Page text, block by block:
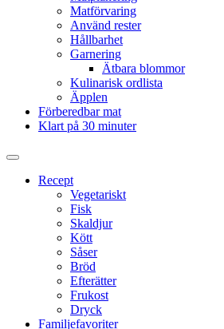
Matförvaring
Använd rester
Hållbarhet
Garnering
Ätbara blommor
Kulinarisk ordlista
Äpplen
Förberedbar mat
Klart på 30 minuter
Slå
sökfältRecept
Vegetariskt
Fisk
Skaldjur
Kött
Såser
Bröd
Efterätter
Frukost
Dryck
Familjefavoriter